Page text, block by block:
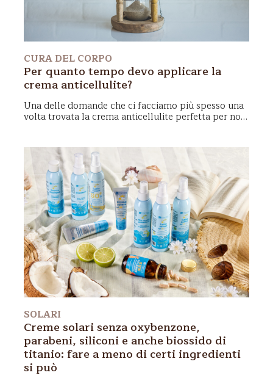
CURA DEL CORPO
Per quanto tempo devo applicare la
crema anticellulite?
Una delle domande che ci facciamo più spesso una
volta trovata la crema anticellulite perfetta per noi,
nostri consigli per una perfetta beauty routine
anticellulite!
SOLARI
Creme solari senza oxybenzone,
parabeni, siliconi e anche biossido di
titanio: fare a meno di certi ingredienti
si può